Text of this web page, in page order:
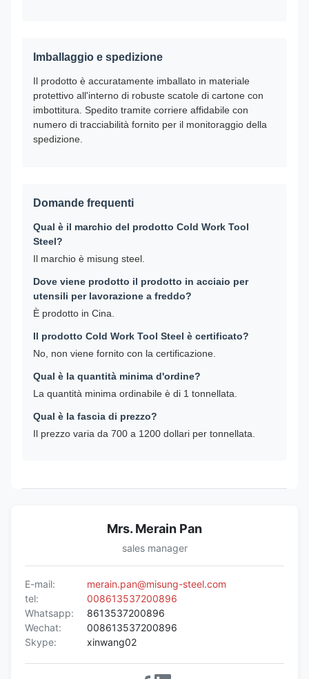
Imballaggio e spedizione
Il prodotto è accuratamente imballato in materiale
protettivo all'interno di robuste scatole di cartone con
imbottitura. Spedito tramite corriere affidabile con
numero di tracciabilità fornito per il monitoraggio della
spedizione.
Domande frequenti
Qual è il marchio del prodotto Cold Work Tool
Steel?
Il marchio è misung steel.
Dove viene prodotto il prodotto in acciaio per
utensili per lavorazione a freddo?
È prodotto in Cina.
Il prodotto Cold Work Tool Steel è certificato?
No, non viene fornito con la certificazione.
Qual è la quantità minima d'ordine?
La quantità minima ordinabile è di 1 tonnellata.
Qual è la fascia di prezzo?
Il prezzo varia da 700 a 1200 dollari per tonnellata.
Mrs. Merain Pan
sales manager
E-mail:
merain.pan@misung-steel.com
tel:
008613537200896
Whatsapp:
8613537200896
Wechat:
008613537200896
Skype:
xinwang02